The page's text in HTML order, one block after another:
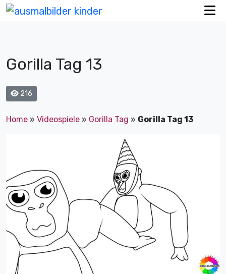
Gorilla Tag 13
216
Home » Videospiele » Gorilla Tag » Gorilla Tag 13